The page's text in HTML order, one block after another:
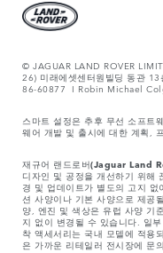
© JAGUAR LAND ROVER
26) 미래에셋센터원빌딩 동관
86-60877 I Robin Michael
스마트 설정은 추후 무선 소프트
웨어 개발 및 출시에 대한 계획,
재규어 랜드로버(Jaguar Land
디자인 및 공정을 개선하기 위해
경 및 업데이트가 별도의 고지
션 사양이나 기본 사양으로 제공
양, 엔진 및 색상은 유럽 사양 기
지 없이 변경될 수 있습니다. 일
착 액세서리는 국내 모델에 적용
은 가까운 리테일러 전시장에 문